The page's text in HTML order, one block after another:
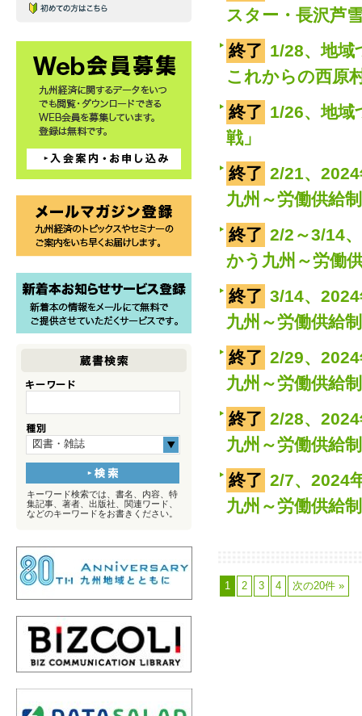
スター・長沢芦
終了 1/28、地域
これからの西原
終了 1/26、地
戦」
終了 2/21、
九州～労働供給
終了 2/2～3/14
かう九州～労働
終了 3/14、
九州～労働供給
終了 2/29、
九州～労働供給
終了 2/28、
九州～労働供給
終了 2/7、2024
九州～労働供給
1 2 3 4 次の20件 »
図書・雑誌
キーワード検索では、書名、内容、特
集記事、著者、出版社、関連ワード、
などのキーワードをお書きください。